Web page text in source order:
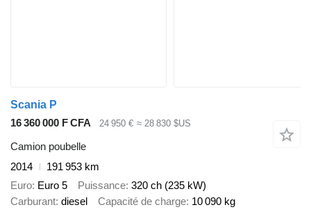
Scania P
16 360 000 F CFA
24 950 € ≈ 28 830 $US
Camion poubelle
2014
191 953 km
Euro Euro 5 Puissance 320 ch (235 kW)
Carburant diesel Capacité de charge 10 090 kg